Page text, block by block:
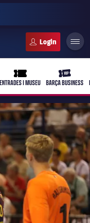
ticket-full
ENTRADES I MUSEU
ticket-
BARÇA BUSINESS